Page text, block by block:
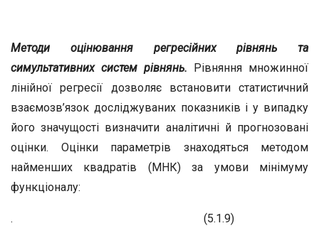
Методи оцінювання регресійних рівнянь та
симультативних систем рівнянь. Рівняння множинної
лінійної регресії дозволяє встановити статистичний
взаємозв’язок досліджуваних показників і у випадку
його значущості визначити аналітичні й прогнозовані
оцінки. Оцінки параметрів знаходяться методом
найменших квадратів (МНК) за умови мінімуму
функціоналу:
. (5.1.9)